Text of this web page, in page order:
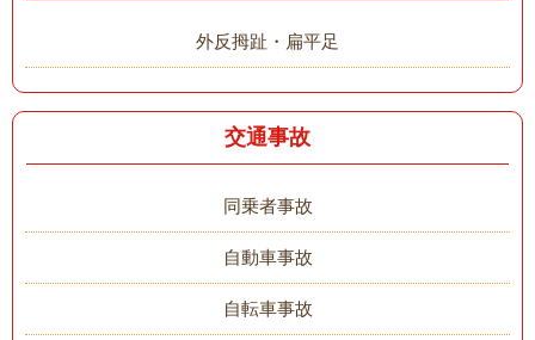
外反拇趾・扁平足
交通事故
同乗者事故
自動車事故
自転車事故